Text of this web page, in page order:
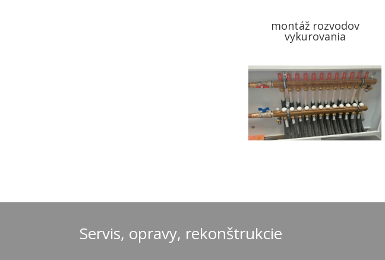
montáž rozvodov
vykurovania
Servis, opravy, rekonštrukcie